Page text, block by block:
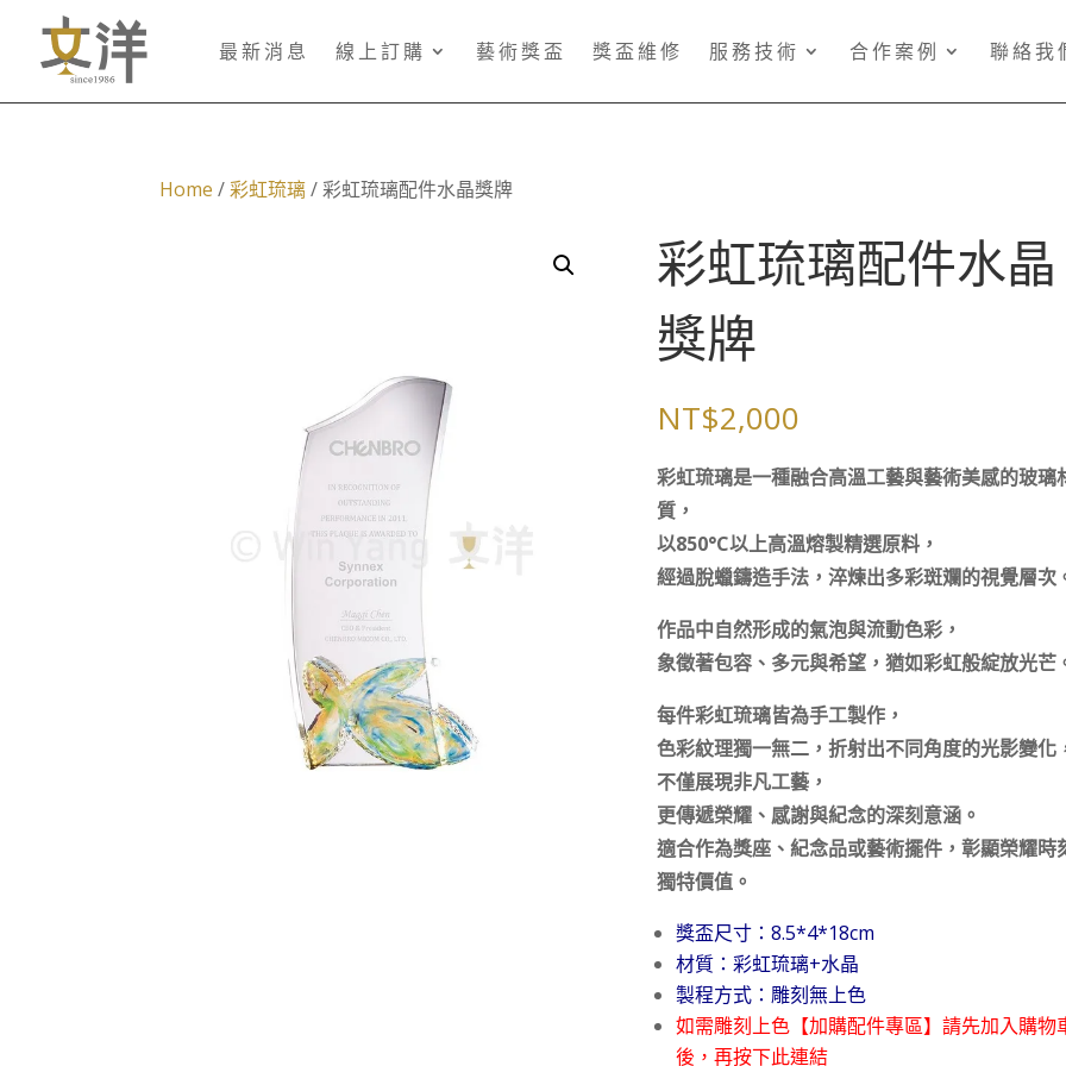
最新消息 線上訂購 藝術獎盃 獎盃維修 服務技術 合作案例 聯絡我
Home /彩虹琉璃/ 彩虹琉璃配件水晶獎牌
彩虹琉璃配件水晶
獎牌
NT$2,000
彩虹琉璃是一種融合高溫工藝與藝術美感的玻璃
質，
以850°C以上高溫熔製精選原料，
經過脫蠟鑄造手法，淬煉出多彩斑斕的視覺層次
作品中自然形成的氣泡與流動色彩，
象徵著包容、多元與希望，猶如彩虹般綻放光芒
每件彩虹琉璃皆為手工製作，
色彩紋理獨一無二，折射出不同角度的光影變化
不僅展現非凡工藝，
更傳遞榮耀、感謝與紀念的深刻意涵。
適合作為獎座、紀念品或藝術擺件，彰顯榮耀時
獨特價值。
獎盃尺寸：8.5*4*18cm
材質：彩虹琉璃+水晶
製程方式：雕刻無上色
如需雕刻上色【加購配件專區】請先加入購物
後，再按下此連結